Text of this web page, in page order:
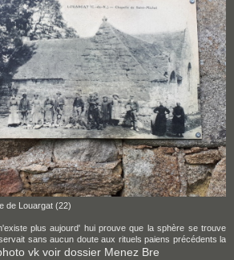
de Louargat (22)
plus aujourd' hui prouve que la sphère se trouve
sans aucun doute aux rituels paiens précédents la
vk voir dossier Menez Bre